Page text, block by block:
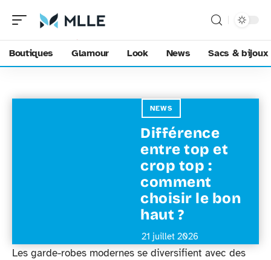
Boutiques Glamour Look News Sacs & bijoux
NEWS
Différence
entre top et
crop top :
comment
choisir le bon
haut ?
21 juillet 2026
Les garde-robes modernes se diversifient avec des